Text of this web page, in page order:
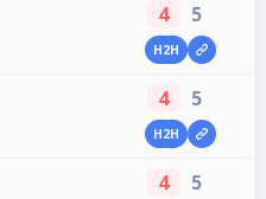
4 5
H2H
4 5
H2H
4 5